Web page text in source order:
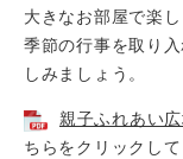
大きなお部屋で楽
季節の行事を取り
しみましょう。
親子ふれあい
ちらをクリックして